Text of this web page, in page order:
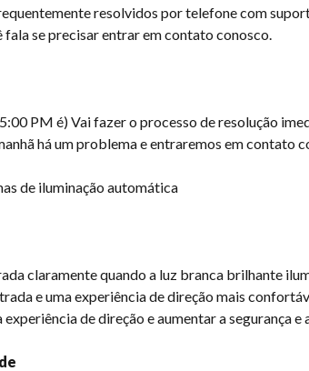
resolvidos por telefone com
se precisar entrar em contato conosco.
PM é) Vai fazer o processo de resolução
há um problema e entraremos em contato
de iluminação automática
claramente quando a luz branca brilhante
e uma experiência de direção mais
de direção e aumentar a segurança